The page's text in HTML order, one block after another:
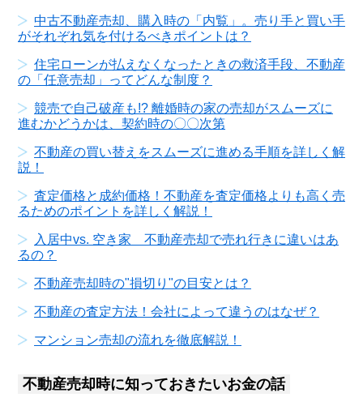
中古不動産売却、購入時の「内覧」。売り手と買い手
がそれぞれ気を付けるべきポイントは？
住宅ローンが払えなくなったときの救済手段、不動産
の「任意売却」ってどんな制度？
競売で自己破産も!? 離婚時の家の売却がスムーズに
進むかどうかは、契約時の〇〇次第
不動産の買い替えをスムーズに進める手順を詳しく解
説！
査定価格と成約価格！不動産を査定価格よりも高く売
るためのポイントを詳しく解説！
入居中vs. 空き家 不動産売却で売れ行きに違いはあ
るの？
不動産売却時の"損切り"の目安とは？
不動産の査定方法！会社によって違うのはなぜ？
マンション売却の流れを徹底解説！
不動産売却時に知っておきたいお金の話